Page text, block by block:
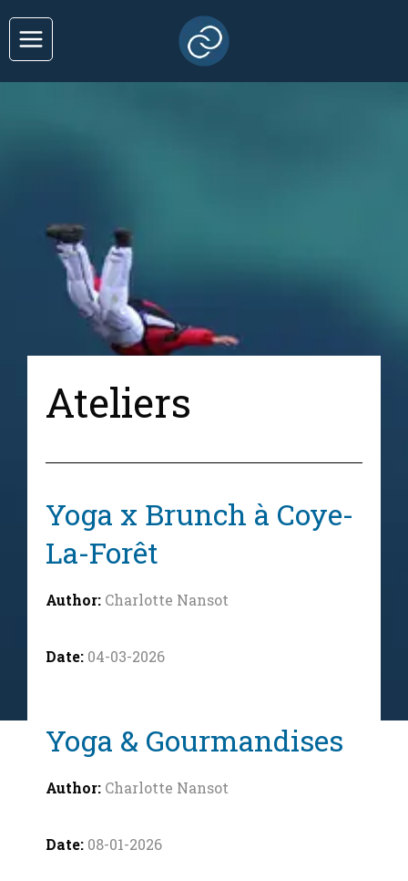
Ateliers
Yoga x Brunch à Coye-
La-Forêt
Charlotte Nansot
04-03-2026
Yoga & Gourmandises
Charlotte Nansot
08-01-2026